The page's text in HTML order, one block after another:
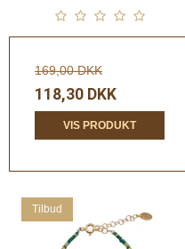
169,00 DKK
118,30 DKK
VIS PRODUKT
Tilbud